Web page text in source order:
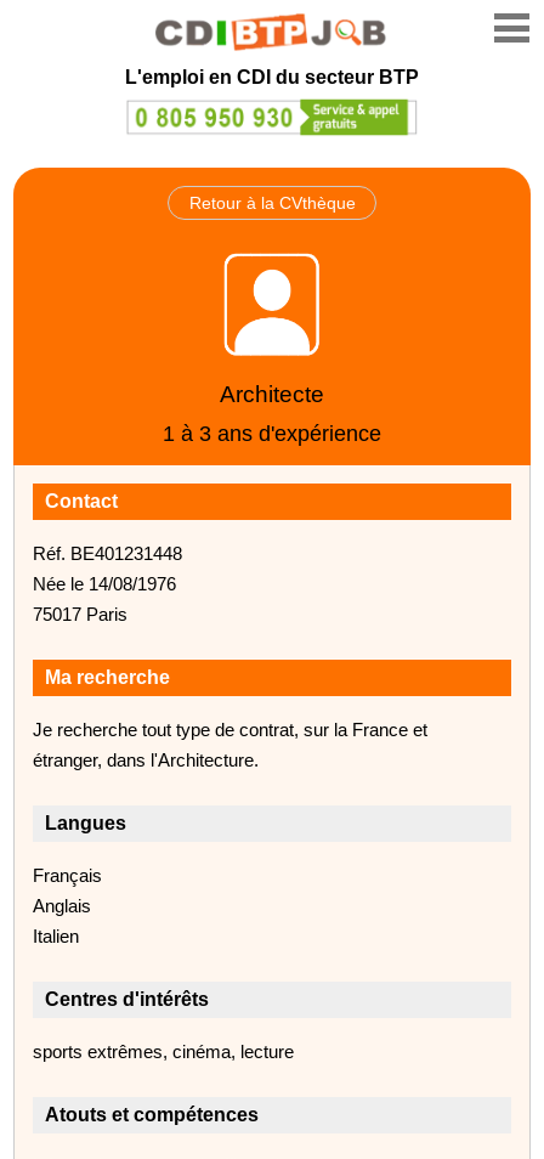
L'emploi en CDI du secteur BTP
Retour à la CVthèque
Architecte
1 à 3 ans d'expérience
Contact
Réf. BE401231448
Née le 14/08/1976
75017 Paris
Ma recherche
Je recherche tout type de contrat, sur la France et
étranger, dans l'Architecture.
Langues
Français
Anglais
Italien
Centres d'intérêts
sports extrêmes, cinéma, lecture
Atouts et compétences